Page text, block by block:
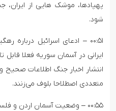
پهپادها، موشک هایی از
شود.
۰۰:۵۱ – ادعای اسرائیل درباره
ایرانی در آسمان سوریه فعلا قابل
انتشار اخبار جنگ اطلاعات صحیح
متعددی اصطلاحا بلوف می‌زنند.
۰۰:۵۵ – وضعیت آسمان اردن و فلسطین اشغالی.